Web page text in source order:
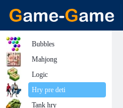
Bubbles
Mahjong
Logic
Hry pre deti
Tank hry